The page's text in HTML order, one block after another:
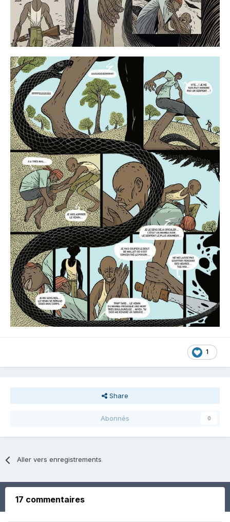
1
Share
Abonnés 0
Aller vers enregistrements
17 commentaires